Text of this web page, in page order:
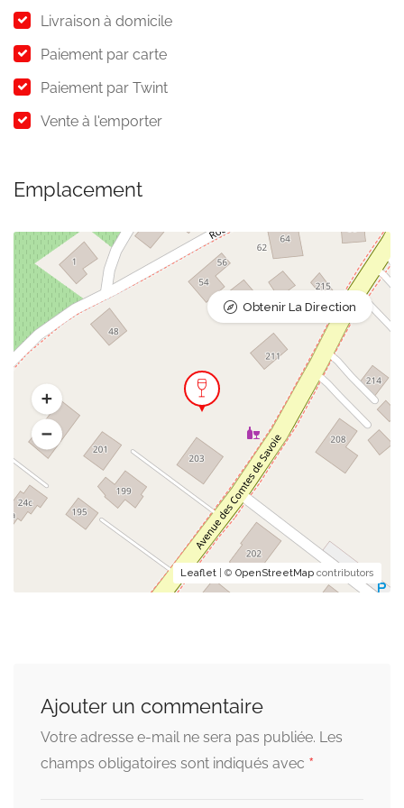
Livraison à domicile
Paiement par carte
Paiement par Twint
Vente à l'emporter
Emplacement
Leaflet | © OpenStreetMap contributors
Obtenir La Direction
Ajouter un commentaire
Votre adresse e-mail ne sera pas publiée. Les
champs obligatoires sont indiqués avec *